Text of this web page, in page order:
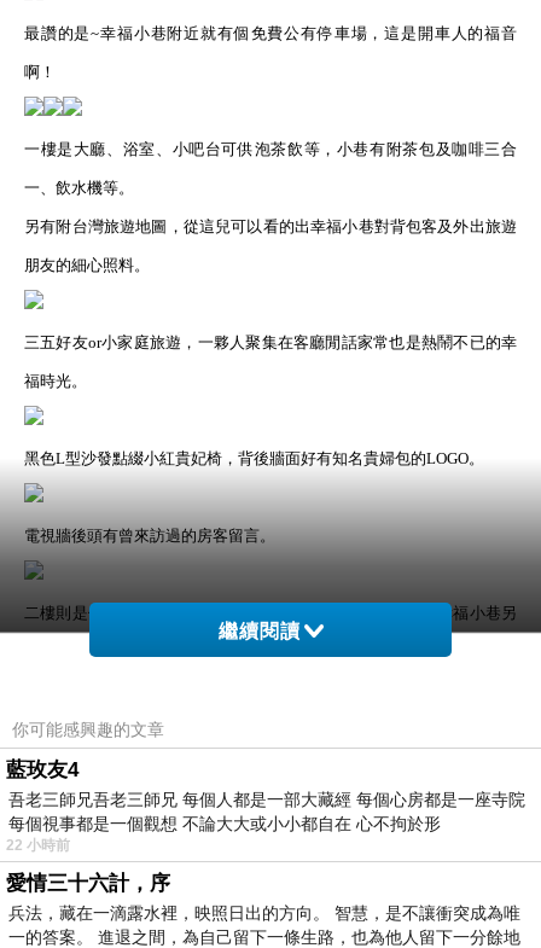
最讚的是~幸福小巷附近就有個免費公有停車場，這是開車人的福音
啊！
一樓是大廳、浴室、小吧台可供泡茶飲等，小巷有附茶包及咖啡三合
一、飲水機等。
另有附台灣旅遊地圖，從這兒可以看的出幸福小巷對背包客及外出旅遊
朋友的細心照料。
三五好友or小家庭旅遊，一夥人聚集在客廳閒話家常也是熱鬧不已的幸
福時光。
黑色L型沙發點綴小紅貴妃椅，背後牆面好有知名貴婦包的LOGO。
電視牆後頭有曾來訪過的房客留言。
二樓則是住宿區，提供兩人房及四人房型，裝璜簡單素雅。幸福小巷另
提供豹紋加床服務！
四人房使用淡黃色提花壁紙，沒有誇張的塗鴨風格、典雅中不失風格。
不知是否一整天有操到，三人一躺下是一覺到天亮啊~床墊不錯睡、棉
被也香香。
幸福小巷隔音設備算滿好的！即使小透天外頭就是飛鳳殿在房裡一點都
不吵雜！
繼續閱讀
你可能感興趣的文章
藍玫友4
吾老三師兄吾老三師兄 每個人都是一部大藏經 每個心房都是一座寺院
每個視事都是一個觀想 不論大大或小小都自在 心不拘於形
22 小時前
愛情三十六計，序
兵法，藏在一滴露水裡，映照日出的方向。 智慧，是不讓衝突成為唯
一的答案。 進退之間，為自己留下一條生路，也為他人留下一分餘地